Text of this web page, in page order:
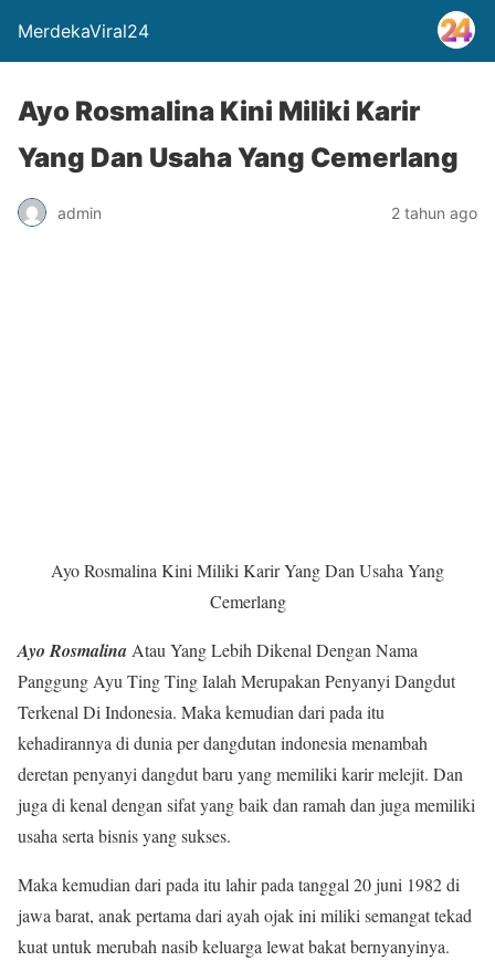
MerdekaViral24
Ayo Rosmalina Kini Miliki Karir
Yang Dan Usaha Yang Cemerlang
admin 2 tahun ago
Ayo Rosmalina Kini Miliki Karir Yang Dan Usaha Yang
Cemerlang
Ayo Rosmalina Atau Yang Lebih Dikenal Dengan Nama
Panggung Ayu Ting Ting Ialah Merupakan Penyanyi Dangdut
Terkenal Di Indonesia. Maka kemudian dari pada itu
kehadirannya di dunia per dangdutan indonesia menambah
deretan penyanyi dangdut baru yang memiliki karir melejit. Dan
juga di kenal dengan sifat yang baik dan ramah dan juga memiliki
usaha serta bisnis yang sukses.
Maka kemudian dari pada itu lahir pada tanggal 20 juni 1982 di
jawa barat, anak pertama dari ayah ojak ini miliki semangat tekad
kuat untuk merubah nasib keluarga lewat bakat bernyanyinya.